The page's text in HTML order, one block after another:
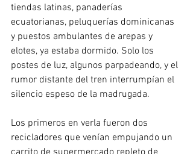
tiendas latinas, panaderías
ecuatorianas, peluquerías dominicanas
y puestos ambulantes de arepas y
elotes, ya estaba dormido. Solo los
postes de luz, algunos parpadeando, y el
rumor distante del tren interrumpían el
silencio espeso de la madrugada.
Los primeros en verla fueron dos
recicladores que venían empujando un